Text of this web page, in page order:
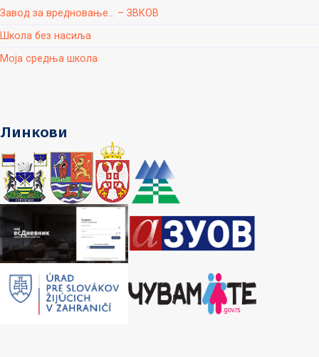
Завод за вредновање... – ЗВКОВ
Школа без насиља
Моја средња школа
Линкови